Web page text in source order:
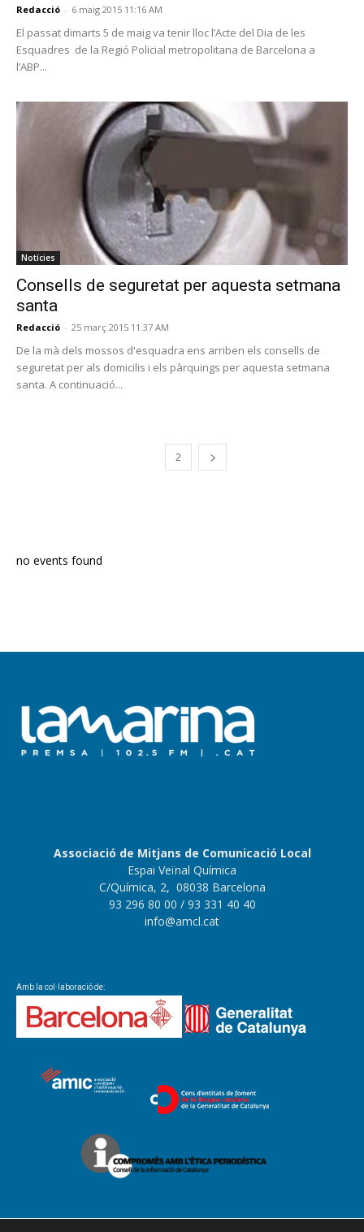
Redacció - 6 maig 2015 11:16 AM
El passat dimarts 5 de maig va tenir lloc l’Acte del Dia de les
Esquadres de la Regió Policial metropolitana de Barcelona a
l’ABP...
Notícies
Consells de seguretat per aquesta setmana
santa
Redacció - 25 març 2015 11:37 AM
De la mà dels mossos d'esquadra ens arriben els consells de
seguretat per als domicilis i els pàrquings per aquesta setmana
santa. A continuació...
2
no events found
Associació de Mitjans de Comunicació Local
Espai Veïnal Química
C/Química, 2, 08038 Barcelona
93 296 80 00 / 93 331 40 40
info@amcl.cat
Amb la col·laboració de: